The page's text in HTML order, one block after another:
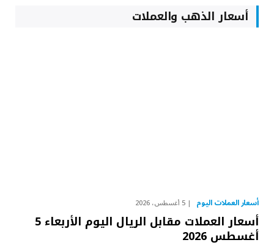
أسعار الذهب والعملات
أسعار العملات اليوم 5 أغسطس، 2026
أسعار العملات مقابل الريال اليوم الأربعاء 5
أغسطس 2026